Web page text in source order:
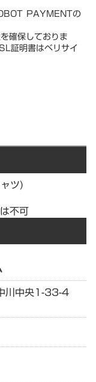
PAYMENTの
確保しておりま
証明書はベリサイ
ツ)
不可
川中央1-33-4